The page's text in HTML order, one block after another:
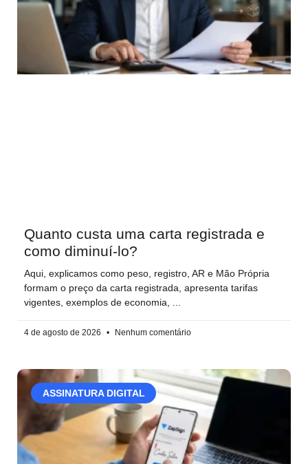
Quanto custa uma carta registrada e
como diminuí-lo?
Aqui, explicamos como peso, registro, AR e Mão Própria
formam o preço da carta registrada, apresenta tarifas
vigentes, exemplos de economia,
4 de agosto de 2026 Nenhum comentário
ASSINATURA DIGITAL